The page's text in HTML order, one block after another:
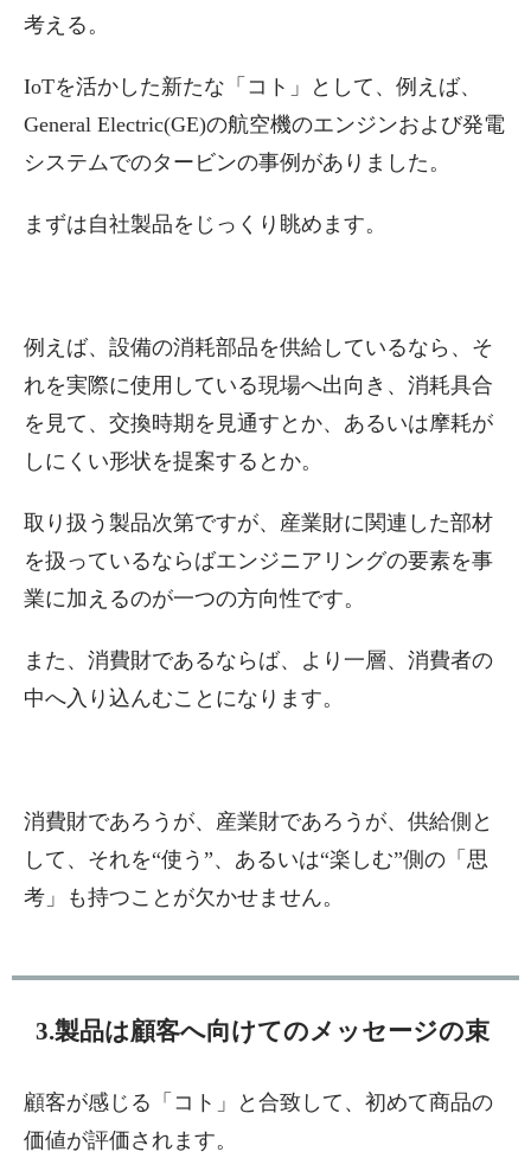
考える。
IoTを活かした新たな「コト」として、例えば、
General Electric(GE)の航空機のエンジンおよび発電
システムでのタービンの事例がありました。
まずは自社製品をじっくり眺めます。
例えば、設備の消耗部品を供給しているなら、そ
れを実際に使用している現場へ出向き、消耗具合
を見て、交換時期を見通すとか、あるいは摩耗が
しにくい形状を提案するとか。
取り扱う製品次第ですが、産業財に関連した部材
を扱っているならばエンジニアリングの要素を事
業に加えるのが一つの方向性です。
また、消費財であるならば、より一層、消費者の
中へ入り込んむことになります。
消費財であろうが、産業財であろうが、供給側と
して、それを“使う”、あるいは“楽しむ”側の「思
考」も持つことが欠かせません。
3.製品は顧客へ向けてのメッセージの束
顧客が感じる「コト」と合致して、初めて商品の
価値が評価されます。